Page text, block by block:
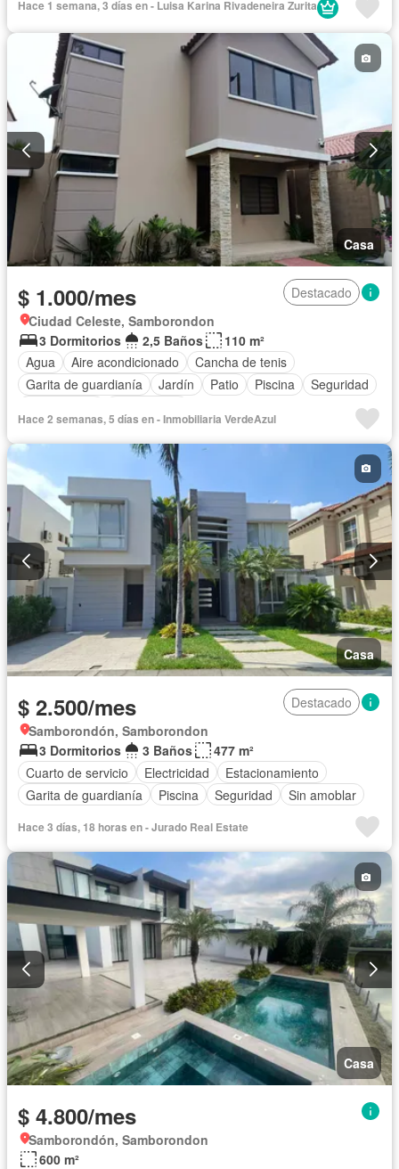
Hace 1 semana, 3 días en - Luisa Karina Rivadeneira Zurita
Casa
$ 1.000/mes
Destacado
Ciudad Celeste, Samborondon
3 Dormitorios
2,5 Baños
110 m²
Agua
Aire acondicionado
Cancha de tenis
Garita de guardianía
Jardín Patio Piscina
Seguridad
Hace 2 semanas, 5 días en - Inmobiliaria VerdeAzul
Casa
$ 2.500/mes
Destacado
Samborondón, Samborondon
3 Dormitorios
3 Baños
477 m²
Cuarto de servicio
Electricidad
Estacionamiento
Garita de guardianía
Piscina Seguridad Sin amoblar
Hace 3 días, 18 horas en - Jurado Real Estate
Casa
$ 4.800/mes
Samborondón, Samborondon
600 m²